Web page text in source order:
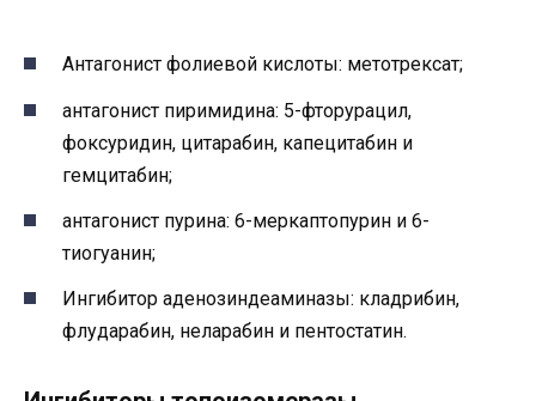
Антагонист фолиевой кислоты: метотрексат;
антагонист пиримидина: 5-фторурацил,
фоксуридин, цитарабин, капецитабин и
гемцитабин;
антагонист пурина: 6-меркаптопурин и 6-
тиогуанин;
Ингибитор аденозиндеаминазы: кладрибин,
флударабин, неларабин и пентостатин.